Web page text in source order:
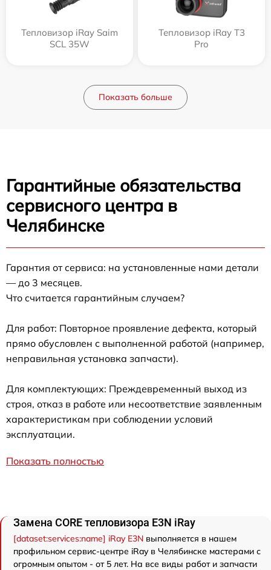
Тепловизор iRay Saim
SCL 35W
Тепловизор iRay T3
Pro
Показать больше
Гарантийные обязательства
сервисного центра в
Челябинске
Гарантия от сервиса: на установленные нами детали
— до 3 месяцев.
Что считается гарантийным случаем?
Для работ: Повторное проявление дефекта, который
прямо обусловлен с выполненной работой (например,
неправильная установка запчасти).
Для комплектующих: Преждевременный выход из
строя, отказ в работе или несоответствие заявленным
характеристикам при соблюдении условий
эксплуатации.
Показать полностью
Замена CORE тепловизора E3N iRay
[dataset:services:name] iRay E3N выполняется в нашем
профильном сервис-центре iRay в Челябинске мастерами с
огромным опытом - от 5 лет. На все виды работ и запчасти